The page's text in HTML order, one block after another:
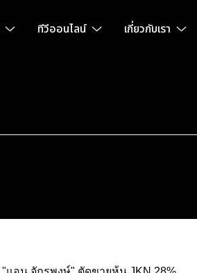
ทีวีออนไลน์ เกี่ยวกับเรา